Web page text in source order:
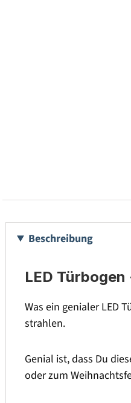
Beschreibung
LED
Was ein genialer LED
strahlen.
Genial ist, dass Du
oder zum